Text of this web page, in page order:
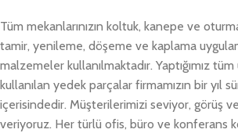
Tüm mekanlarınızın koltuk, kanepe ve
tamir, yenileme, döşeme ve kaplama
malzemeler kullanılmaktadır. Yaptığımız
kullanılan yedek parçalar firmamızın bir yıl
içerisindedir. Müşterilerimizi seviyor, görüş
veriyoruz. Her türlü ofis, büro ve konferans